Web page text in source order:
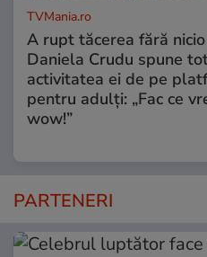
TVMania.ro
A rupt tăcerea fără
Daniela Crudu spune
activitatea ei de pe
pentru adulți: „Fac ce
wow!”
PARTENERI